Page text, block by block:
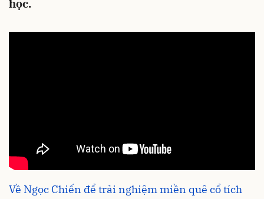
học.
Về Ngọc Chiến để trải nghiệm miền quê cổ tích